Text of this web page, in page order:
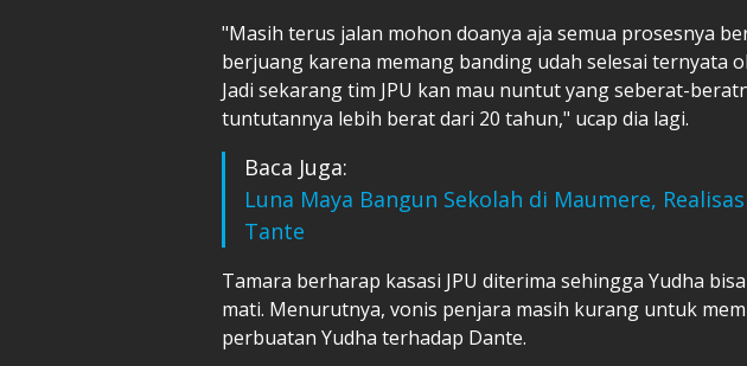
"Masih terus jalan mohon doanya aja semua prosesnya
berjuang karena memang banding udah selesai ternyata
Jadi sekarang tim JPU kan mau nuntut yang seberat-
tuntutannya lebih berat dari 20 tahun," ucap dia lagi.
Baca Juga:
Luna Maya Bangun Sekolah di Maumere,
Tante
Tamara berharap kasasi JPU diterima sehingga Yudha
mati. Menurutnya, vonis penjara masih kurang untuk
perbuatan Yudha terhadap Dante.